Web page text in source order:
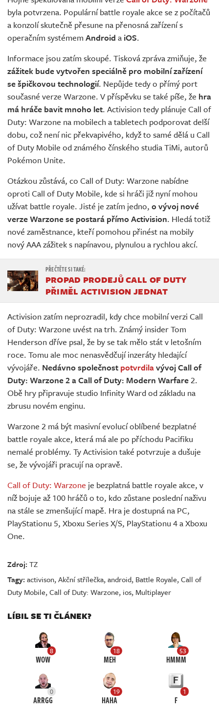
Živě
byla potvrzena. Populární battle royale akce se z počítačů
a konzolí skutečně přesune na přenosná zařízení s
operačním systémem Android a iOS.
Informace jsou zatím skoupé. Tisková zpráva zmiňuje, že
zážitek bude vytvořen speciálně pro mobilní zařízení
se špičkovou technologií. Nepůjde tedy o přímý port
současné verze Warzone. V příspěvku se také píše, že hra
má hráče bavit mnoho let. Activision tedy plánuje Call of
Duty: Warzone na mobilech a tabletech podporovat delší
dobu, což není nic překvapivého, když to samé dělá u Call
of Duty Mobile od známého čínského studia TiMi, autorů
Pokémon Unite.
Otázkou zůstává, co Call of Duty: Warzone nabídne
oproti Call of Duty Mobile, kde si hráči již nyní mohou
užívat battle royale. Jisté je zatím jedno, o vývoj nové
verze Warzone se postará přímo Activision. Hledá totiž
nové zaměstnance, kteří pomohou přinést na mobily
nový AAA zážitek s napínavou, plynulou a rychlou akcí.
PROPAD PRODEJŮ CALL OF DUTY
PŘIMĚL ACTIVISION JEDNAT
Activision zatím neprozradil, kdy chce mobilní verzi Call
of Duty: Warzone uvést na trh. Známý insider Tom
Henderson dříve psal, že by se tak mělo stát v letošním
roce. Tomu ale moc nenasvědčují inzeráty hledající
vývojáře. Nedávno společnost potvrdilavývoj Call of
Duty: Warzone 2 a Call of Duty: Modern Warfare2.
Obě hry připravuje studio Infinity Ward od základu na
zbrusu novém enginu.
Warzone 2 má být masivní evolucí oblíbené bezplatné
battle royale akce, která má ale po příchodu Pacifiku
nemalé problémy. Ty Activision také potvrzuje a dušuje
se, že vývojáři pracují na opravě.
Call of Duty: Warzone je bezplatná battle royale akce, v
níž bojuje až 100 hráčů o to, kdo zůstane poslední naživu
na stále se zmenšující mapě. Hra je dostupná na PC,
PlayStationu 5, Xboxu Series X/S, PlayStationu 4 a Xboxu
One.
Zdroj:TZ
Tagy:activison,Akční střílečka,android, Battle Royale,Call of
Duty Mobile,Call of Duty: Warzone, ios, Multiplayer
LÍBIL SE TI ČLÁNEK?
8
WOW
18
MEH
53
HMMM
0
ARRGG
19
HAHA
1
F